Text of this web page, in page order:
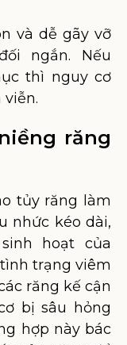
và dễ gãy vỡ
ngắn. Nếu
thì nguy cơ
răng
tủy răng làm
nhức kéo dài,
hoạt của
trạng viêm
răng kế cận
bị sâu hỏng
hợp này bác